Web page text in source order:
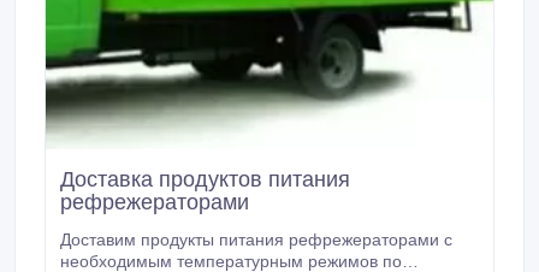
Доставка продуктов питания
рефрежераторами
Доставим продукты питания рефрежераторами с
необходимым температурным режимов по